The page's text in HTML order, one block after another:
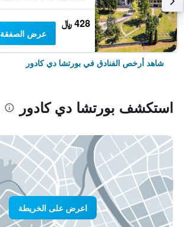
428 ﷼
عرض الصفقة
شاهد أرخص الفنادق في بورتشا دي كادور
استكشف بورتشا دي كادور
اعرض على الخريطة